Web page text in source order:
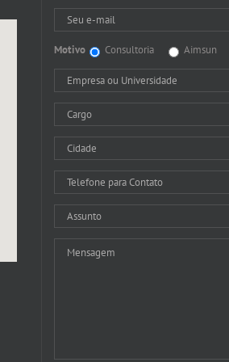
Motivo Consultoria Aimsun